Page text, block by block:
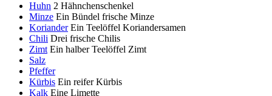
Huhn 2 Hähnchenschenkel
Minze Ein Bündel frische Minze
Koriander Ein Teelöffel Koriandersamen
Chili Drei frische Chilis
Zimt Ein halber Teelöffel Zimt
Salz
Pfeffer
Kürbis Ein reifer Kürbis
Kalk Eine Limette